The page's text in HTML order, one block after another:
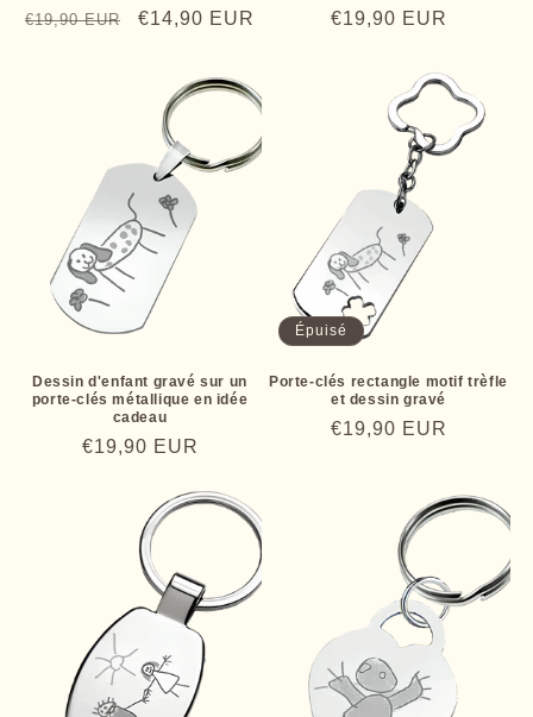
Prix
€19,90 EUR
Prix
€14,90 EUR
Prix
€19,90 EUR
Dessin d'enfant gravé sur un
porte-clés métallique en idée
cadeau
Prix
€19,90 EUR
Épuisé
Porte-clés rectangle motif trèfle
et dessin gravé
Prix
€19,90 EUR